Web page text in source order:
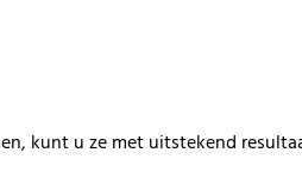
kunt u ze met uitstekend